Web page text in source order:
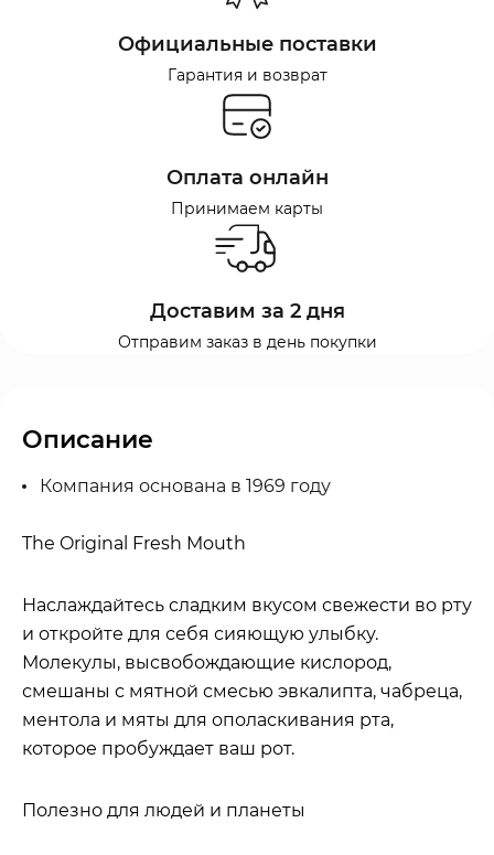
Официальные поставки
Гарантия и возврат
Оплата онлайн
Принимаем карты
Доставим за 2 дня
Отправим заказ в день покупки
Описание
Компания основана в 1969 году
The Original Fresh Mouth
Наслаждайтесь сладким вкусом свежести во рту
и откройте для себя сияющую улыбку.
Молекулы, высвобождающие кислород,
смешаны с мятной смесью эвкалипта, чабреца,
ментола и мяты для ополаскивания рта,
которое пробуждает ваш рот.
Полезно для людей и планеты